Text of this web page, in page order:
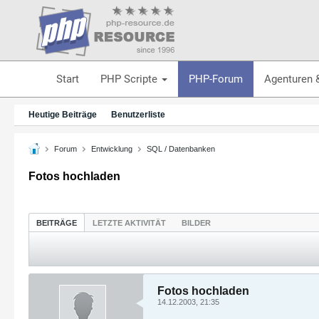
Start PHP Scripte PHP-Forum Agenturen
Heutige Beiträge Benutzerliste
Forum Entwicklung SQL / Datenbanken
Fotos hochladen
BEITRÄGE LETZTE AKTIVITÄT BILDER
Fotos hochladen
14.12.2003, 21:35